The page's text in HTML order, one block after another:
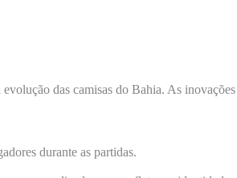
das camisas do Bahia. As inovações
durante as partidas.